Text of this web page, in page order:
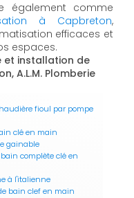
également comme
à Capbreton,
efficaces et
espaces.
et installation de
A.L.M. Plomberie
fioul par pompe
clé en main
gainable
complète clé en
à l'italienne
bain clef en main